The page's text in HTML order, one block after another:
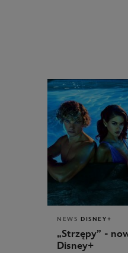
NEWS DISNEY+
„Strzępy” -
Disney+